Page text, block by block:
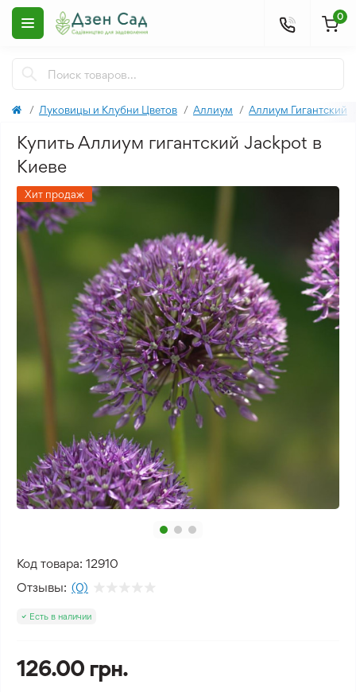
0
Луковицы и Клубни Цветов Аллиум Аллиум Гигантский
Купить Аллиум гигантский Jackpot в
Киеве
Хит продаж
Код товара: 12910
Отзывы: (0)
Есть в наличии
126.00 грн.